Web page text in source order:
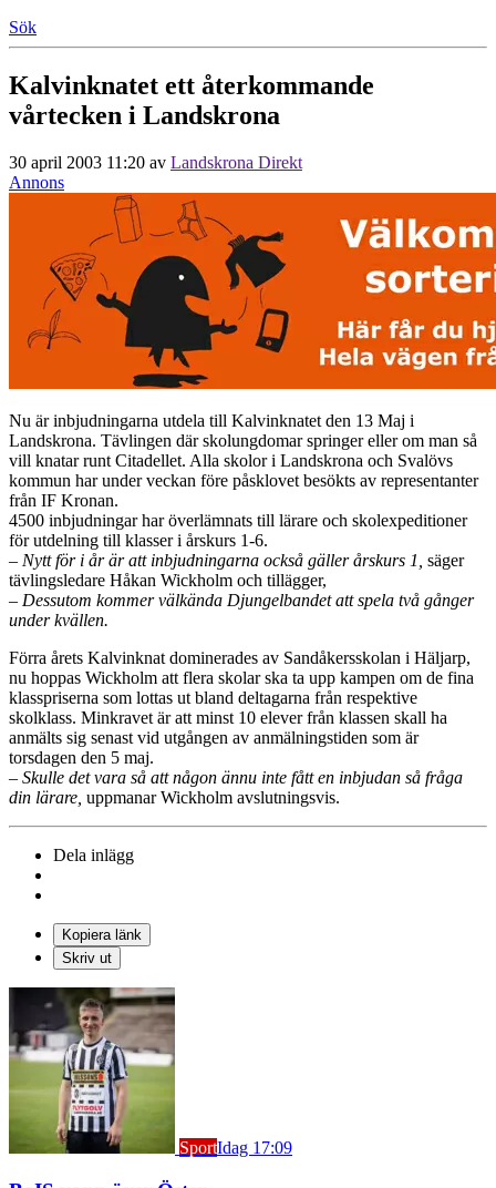
Sök
Kalvinknatet ett återkommande
vårtecken i Landskrona
30 april 2003 11:20 av Landskrona Direkt
Annons
Nu är inbjudningarna utdela till Kalvinknatet den 13 Maj i
Landskrona. Tävlingen där skolungdomar springer eller om man så
vill knatar runt Citadellet. Alla skolor i Landskrona och Svalövs
kommun har under veckan före påsklovet besökts av representanter
från IF Kronan.
4500 inbjudningar har överlämnats till lärare och skolexpeditioner
för utdelning till klasser i årskurs 1-6.
– Nytt för i år är att inbjudningarna också gäller årskurs 1, säger
tävlingsledare Håkan Wickholm och tillägger,
– Dessutom kommer välkända Djungelbandet att spela två gånger
under kvällen.
Förra årets Kalvinknat dominerades av Sandåkersskolan i Häljarp,
nu hoppas Wickholm att flera skolar ska ta upp kampen om de fina
klasspriserna som lottas ut bland deltagarna från respektive
skolklass. Minkravet är att minst 10 elever från klassen skall ha
anmälts sig senast vid utgången av anmälningstiden som är
torsdagen den 5 maj.
– Skulle det vara så att någon ännu inte fått en inbjudan så fråga
din lärare, uppmanar Wickholm avslutningsvis.
Dela inlägg
Kopiera länk
Skriv ut
SportIdag 17:09